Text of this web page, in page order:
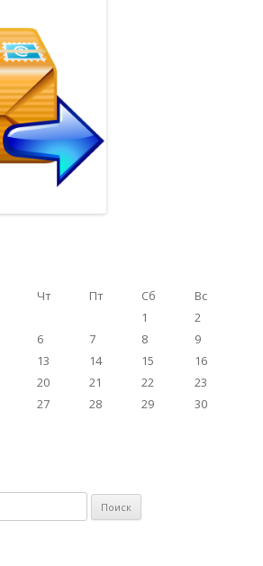
Чт Пт Сб
Вс
1
2
6 7 8
9
13 14 15
16
20 21 22
23
27 28 29
30